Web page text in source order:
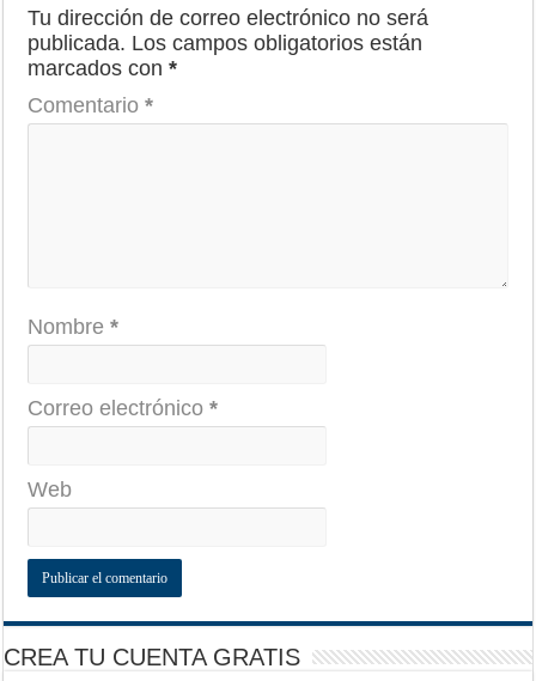
Tu dirección de correo electrónico no será
publicada. Los campos obligatorios están
marcados con*
Comentario*
Nombre*
Correo electrónico*
Web
CREA TU CUENTA GRATIS